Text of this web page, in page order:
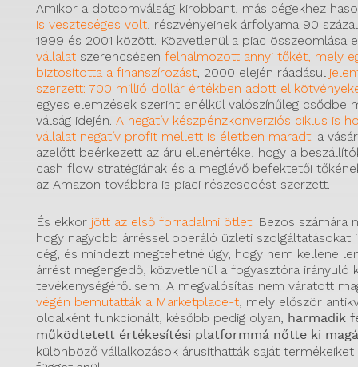
Amikor a dotcomválság kirobbant, más cégekhez
is veszteséges volt, részvényeinek árfolyama 90
1999 és 2001 között. Közvetlenül a piac összeomlása
vállalat szerencsésen felhalmozott annyi tőkét, mely
biztosította a finanszírozást, 2000 elején ráadásul
szerzett: 700 millió dollár értékben adott el
egyes elemzések szerint enélkül valószínűleg csődbe
válság idején. A negatív készpénzkonverziós ciklus is
vállalat negatív profit mellett is életben maradt: a
azelőtt beérkezett az áru ellenértéke, hogy a
cash flow stratégiának és a meglévő befektetői
az Amazon továbbra is piaci részesedést szerzett.
És ekkor jött az első forradalmi ötlet: Bezos számára
hogy nagyobb árréssel operáló üzleti szolgáltatásokat
cég, és mindezt megtehetné úgy, hogy nem kellene
árrést megengedő, közvetlenül a fogyasztóra irányuló
tevékenységéről sem. A megvalósítás nem váratott
végén bemutatták a Marketplace-t , mely először
oldalként funkcionált, később pedig olyan, harmadik
működtetett értékesítési platformmá nőtte ki
különböző vállalkozások árusíthatták saját termékeiket